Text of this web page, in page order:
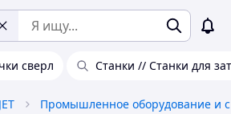
сверл Станки // Станки для
JET